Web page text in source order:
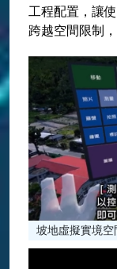
工程配置，讓
跨越空間限制
坡地虛擬實境